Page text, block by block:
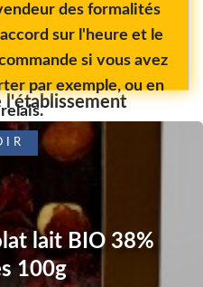
des formalités
sur l'heure et le
si vous avez
par exemple, ou en
l'établissement
lait BIO 38%
100g